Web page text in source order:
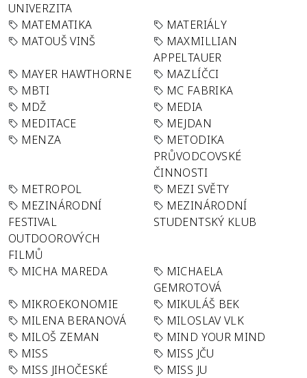
UNIVERZITA
MATEMATIKA
MATERIÁLY
MATOUŠ VINŠ
MAXMILLIAN
APPELTAUER
MAYER HAWTHORNE
MAZLÍČCI
MBTI
MC FABRIKA
MDŽ
MEDIA
MEDITACE
MEJDAN
MENZA
METODIKA
PRŮVODCOVSKÉ
ČINNOSTI
METROPOL
MEZI SVĚTY
MEZINÁRODNÍ
FESTIVAL
OUTDOOROVÝCH
FILMŮ
MEZINÁRODNÍ
STUDENTSKÝ KLUB
MICHA MAREDA
MICHAELA
GEMROTOVÁ
MIKROEKONOMIE
MIKULÁŠ BEK
MILENA BERANOVÁ
MILOSLAV VLK
MILOŠ ZEMAN
MIND YOUR MIND
MISS
MISS JČU
MISS JIHOČESKÉ
MISS JU